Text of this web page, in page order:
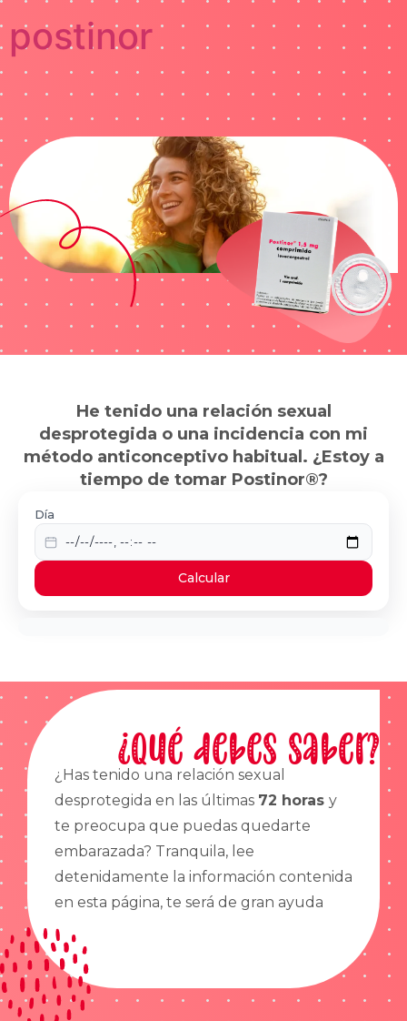
postinor
He tenido una relación sexual
desprotegida o una incidencia con mi
método anticonceptivo habitual. ¿Estoy a
tiempo de tomar Postinor®?
Día
Calcular
¿Qué debes saber?
¿Has tenido una relación sexual
desprotegida en las últimas 72 horas y
te preocupa que puedas quedarte
embarazada? Tranquila, lee
detenidamente la información contenida
en esta página, te será de gran ayuda